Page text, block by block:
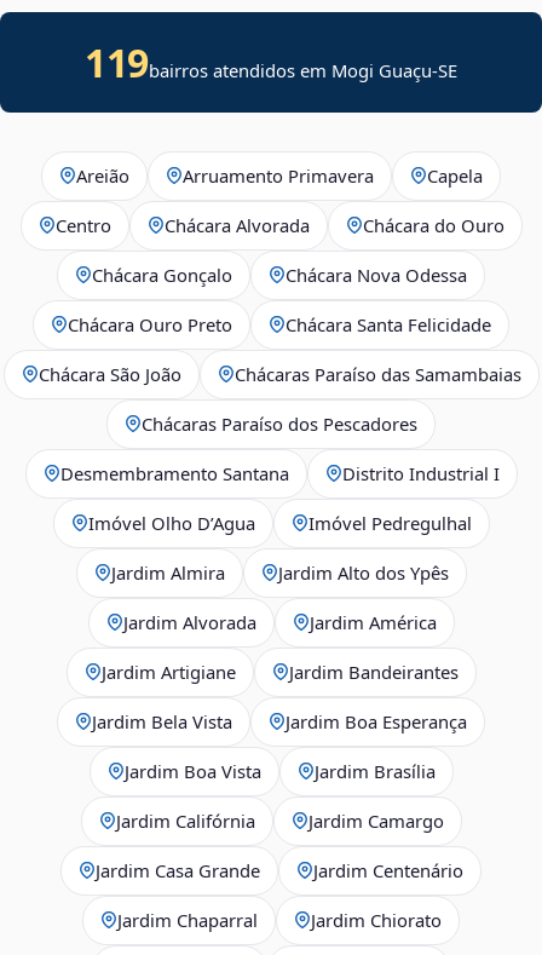
119bairros atendidos em Mogi Guaçu-SE
Areião Arruamento Primavera Capela
Centro Chácara Alvorada Chácara do Ouro
Chácara Gonçalo Chácara Nova Odessa
Chácara Ouro Preto Chácara Santa Felicidade
Chácara São João Chácaras Paraíso das Samambaias
Chácaras Paraíso dos Pescadores
Desmembramento Santana Distrito Industrial I
Imóvel Olho D’Agua Imóvel Pedregulhal
Jardim Almira Jardim Alto dos Ypês
Jardim Alvorada Jardim América
Jardim Artigiane Jardim Bandeirantes
Jardim Bela Vista Jardim Boa Esperança
Jardim Boa Vista Jardim Brasília
Jardim Califórnia Jardim Camargo
Jardim Casa Grande Jardim Centenário
Jardim Chaparral Jardim Chiorato